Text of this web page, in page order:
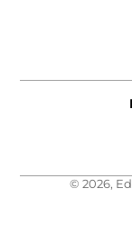
© 2026,